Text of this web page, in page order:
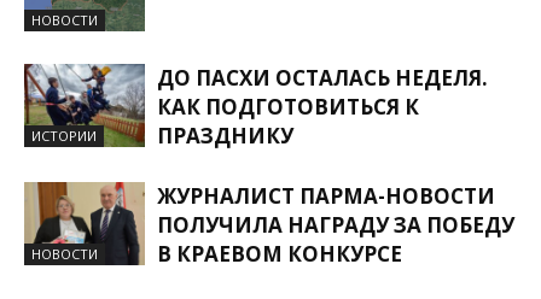
НОВОСТИ
ИСТОРИИ
ДО ПАСХИ ОСТАЛАСЬ НЕДЕЛЯ.
КАК ПОДГОТОВИТЬСЯ К
ПРАЗДНИКУ
НОВОСТИ
ЖУРНАЛИСТ ПАРМА-НОВОСТИ
ПОЛУЧИЛА НАГРАДУ ЗА ПОБЕДУ
В КРАЕВОМ КОНКУРСЕ